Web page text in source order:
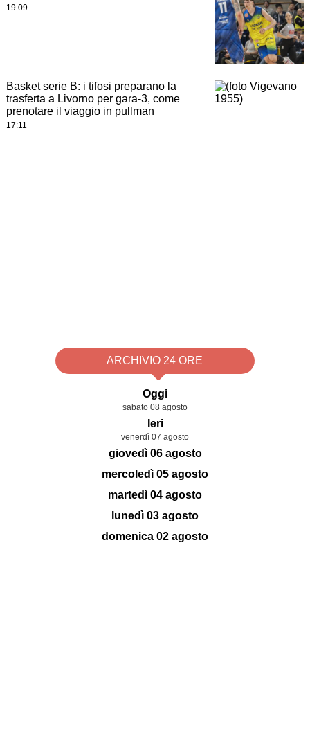
19:09
Basket serie B: i tifosi preparano la
trasferta a Livorno per gara-3, come
prenotare il viaggio in pullman
17:11
ARCHIVIO 24 ORE
Oggi
sabato 08 agosto
Ieri
venerdì 07 agosto
giovedì 06 agosto
mercoledì 05 agosto
martedì 04 agosto
lunedì 03 agosto
domenica 02 agosto